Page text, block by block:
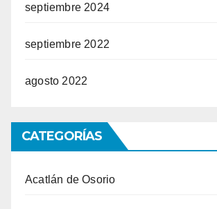
septiembre 2024
septiembre 2022
agosto 2022
CATEGORÍAS
Acatlán de Osorio